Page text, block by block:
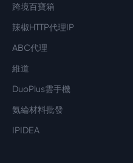
跨境百寶箱
辣椒HTTP代理IP
ABC代理
維道
DuoPlus雲手機
氨綸材料批發
IPIDEA